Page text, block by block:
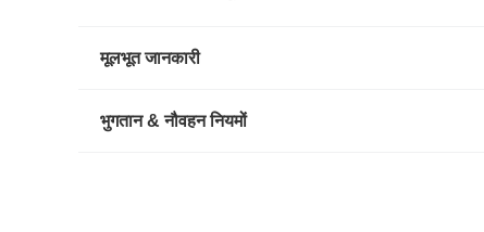
मूलभूत जानकारी
भुगतान & नौवहन नियमों